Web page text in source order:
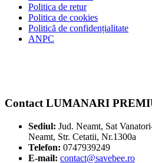
Politica de retur
Politica de cookies
Politică de confidențialitate
ANPC
Contact LUMANARI
Sediul: Jud. Neamt, Sat
Neamt, Str. Cetatii, Nr.1300a
Telefon: 0747939249
E-mail: contact@savebee.ro